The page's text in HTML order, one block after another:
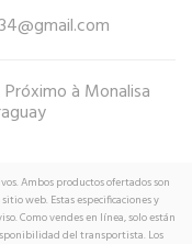
à Monalisa
Ambos productos ofertados son
web. Estas especificaciones y
Como vendes en línea, solo están
del transportista. Los